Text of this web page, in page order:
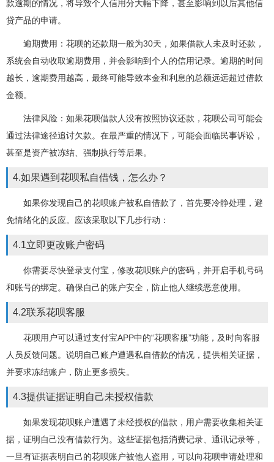
款逾期的情况，将导致个人信用分大幅下降，甚至影响到以后其他信
贷产品的申请。
逾期费用：花呗的还款期一般为30天，如果借款人未及时还款，
系统会自动收取逾期费用，并会影响到个人的信用记录。逾期的时间
越长，逾期费用越高，最终可能导致本金和利息的总额远远超过借款
金额。
法律风险：如果花呗借款人没有按照协议还款，花呗公司可能会
通过法律途径追讨欠款。在最严重的情况下，可能会面临民事诉讼，
甚至是资产被冻结、强制执行等后果。
4.如果遇到花呗私自借钱，怎么办？
如果你发现自己的花呗账户被私自借款了，首先要冷静处理，避
免情绪化的反应。应该采取以下几步行动：
4.1立即更改账户密码
你需要尽快登录支付宝，修改花呗账户的密码，并开启手机号码
和账号的绑定。确保自己的账户安全，防止他人继续恶意使用。
4.2联系花呗客服
花呗用户可以通过支付宝APP中的“花呗客服”功能，及时向客服
人员反馈问题。说明自己账户遭遇私自借款的情况，提供相关证据，
并要求冻结账户，防止更多损失。
4.3提供证据证明自己未授权借款
如果发现花呗账户遭遇了未经授权的借款，用户需要收集相关证
据，证明自己没有借款行为。这些证据包括消费记录、通讯记录等，
一旦有证据表明自己的花呗账户被他人盗用，可以向花呗申请处理和